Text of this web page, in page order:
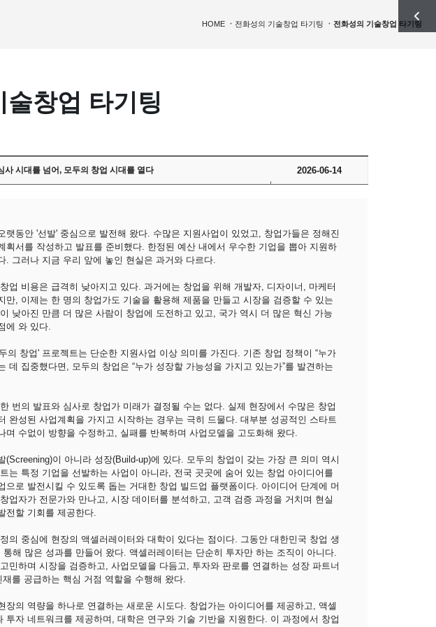
HOME 전화성의 기술창업 타기팅 전화성의 기술창업 타기팅
술창업 타기팅
시대를 넘어, 모두의 창업 시대를 열다 2026-06-14
랫동안 '선발' 중심으로 발전해 왔다. 수많은 지원사업이 있었고, 창업가들은 정해진
획서를 작성하고 발표를 준비했다. 한정된 예산 내에서 우수한 기업을 뽑아 지원하
. 그러나 지금 우리 앞에 놓인 현실은 과거와 다르다.
업 비용은 급격히 낮아지고 있다. 과거에는 창업을 위해 개발자, 디자이너, 마케터
만, 이제는 한 명의 창업가도 기술을 활용해 제품을 만들고 시장을 검증할 수 있는
낮아진 만큼 더 많은 사람이 창업에 도전하고 있고, 국가 역시 더 많은 혁신 가능
에 와 있다.
의 창업' 프로젝트는 단순한 지원사업 이상 의미를 가진다. 기존 창업 정책이 “누가
데 집중했다면, 모두의 창업은 “누가 성장할 가능성을 가지고 있는가”를 발견하는
번의 발표와 심사로 창업가 미래가 결정될 수는 없다. 실제 현장에서 수많은 창업
완성된 사업계획을 가지고 시작하는 경우는 극히 드물다. 대부분 성공적인 스타트
며 수없이 방향을 수정하고, 실패를 반복하며 사업모델을 고도화해 왔다.
(Screening)이 아니라 성장(Build-up)에 있다. 모두의 창업이 갖는 가장 큰 의미 역시
는 특정 기업을 선발하는 사업이 아니라, 전국 곳곳에 숨어 있는 창업 아이디어를
으로 발전시킬 수 있도록 돕는 거대한 창업 빌드업 플랫폼이다. 아이디어 단계에 머
업자가 전문가와 만나고, 시장 데이터를 분석하고, 고객 검증 과정을 거치며 현실
전할 기회를 제공한다.
의 중심에 현장의 액셀러레이터와 대학이 있다는 점이다. 그동안 대한민국 창업 생
해 많은 성과를 만들어 왔다. 액셀러레이터는 단순히 투자만 하는 조직이 아니다.
민하며 시장을 검증하고, 사업모델을 다듬고, 투자와 판로를 연결하는 성장 파트너
를 공급하는 핵심 거점 역할을 수행해 왔다.
장의 역량을 하나로 연결하는 새로운 시도다. 창업가는 아이디어를 제공하고, 액셀
투자 네트워크를 제공하며, 대학은 연구와 기술 기반을 지원한다. 이 과정에서 창업